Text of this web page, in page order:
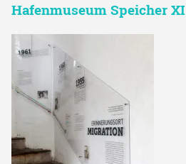
Hafenmuseum Speicher XI